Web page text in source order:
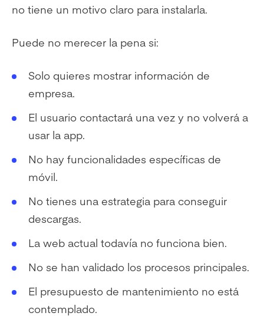
no tiene un motivo claro para instalarla.
Puede no merecer la pena si:
Solo quieres mostrar información de
empresa.
El usuario contactará una vez y no volverá a
usar la app.
No hay funcionalidades específicas de
móvil.
No tienes una estrategia para conseguir
descargas.
La web actual todavía no funciona bien.
No se han validado los procesos principales.
El presupuesto de mantenimiento no está
contemplado.